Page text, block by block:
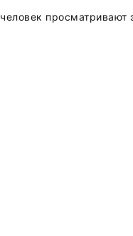
человек просматривают